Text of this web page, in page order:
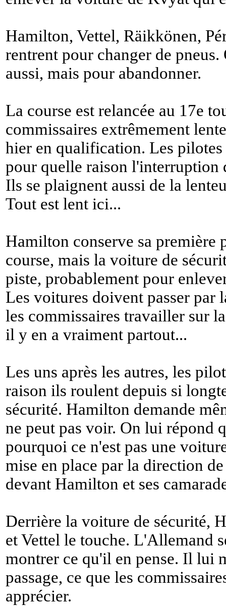
Hamilton, Vettel, Räikkönen,
rentrent pour changer de
aussi, mais pour abandonner.
La course est relancée au 17e
commissaires extrêmement
hier en qualification. Les pilotes
pour quelle raison l'interruption
Ils se plaignent aussi de la
Tout est lent ici...
Hamilton conserve sa première
course, mais la voiture de
piste, probablement pour
Les voitures doivent passer par
les commissaires travailler sur
il y en a vraiment partout...
Les uns après les autres, les
raison ils roulent depuis si
sécurité. Hamilton demande
ne peut pas voir. On lui répond
pourquoi ce n'est pas une
mise en place par la direction
devant Hamilton et ses
Derrière la voiture de sécurité,
et Vettel le touche. L'Allemand
montrer ce qu'il en pense. Il lui
passage, ce que les
apprécier.